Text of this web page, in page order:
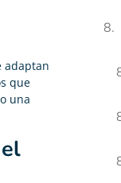
adaptan
que
una